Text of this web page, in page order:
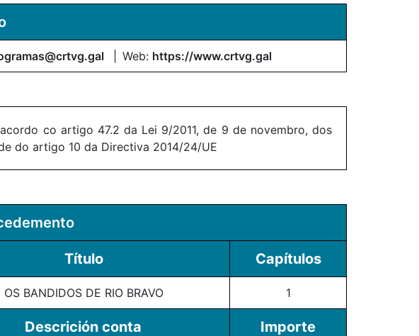
Web: https://www.crtvg.gal
co artigo 47.2 da Lei 9/2011, de 9 de novembro, dos
do artigo 10 da Directiva 2014/24/UE
Título Capítulos
OS BANDIDOS DE RIO BRAVO 1
Descrición conta Importe